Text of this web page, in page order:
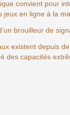
convient pour
jeux en ligne à la
brouilleur de
existent depuis
des capacités